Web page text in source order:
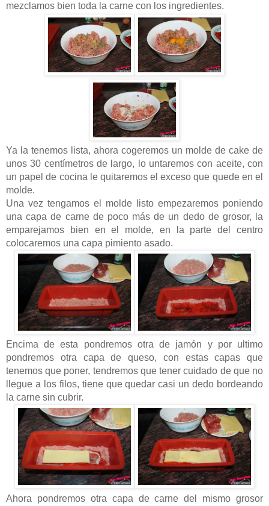
mezclamos bien toda la carne con los ingredientes.
Ya la tenemos lista, ahora cogeremos un molde de cake de
unos 30 centímetros de largo, lo untaremos con aceite, con
un papel de cocina le quitaremos el exceso que quede en el
molde.
Una vez tengamos el molde listo empezaremos poniendo
una capa de carne de poco más de un dedo de grosor, la
emparejamos bien en el molde, en la parte del centro
colocaremos una capa pimiento asado.
Encima de esta pondremos otra de jamón y por ultimo
pondremos otra capa de queso, con estas capas que
tenemos que poner, tendremos que tener cuidado de que no
llegue a los filos, tiene que quedar casi un dedo bordeando
la carne sin cubrir.
Ahora pondremos otra capa de carne del mismo grosor